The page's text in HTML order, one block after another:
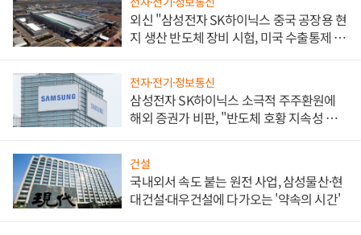
외신 "삼성전자 SK하이닉스 중국 공장용 현
지 생산 반도체 장비 시험, 미국 수출통제 대
전자·전기·정보통신
삼성전자 SK하이닉스 소극적 주주환원에
해외 증권가 비판, "반도체 호황 지속성 의
건설
국내외서 속도 붙는 원전 사업, 삼성물산·현
대건설·대우건설에 다가오는 '약속의 시간'